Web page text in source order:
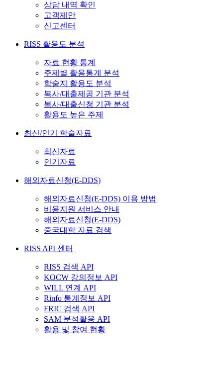
상담 내역 확인
고객제안
신고센터
RISS 활용도 분석
자료 현황 통계
주제별 활용통계 분석
학술지 활용도 분석
복사/대출제공 기관 분석
복사/대출신청 기관 분석
활용도 높은 주제
최신/인기 학술자료
최신자료
인기자료
해외자료신청(E-DDS)
해외자료신청(E-DDS) 이용 방법
비용지원 서비스 안내
해외자료신청(E-DDS)
중국대학 자료 검색
RISS API 센터
RISS 검색 API
KOCW 강의정보 API
WILL 연계 API
Rinfo 통계정보 API
FRIC 검색 API
SAM 분석활용 API
활용 및 참여 현황